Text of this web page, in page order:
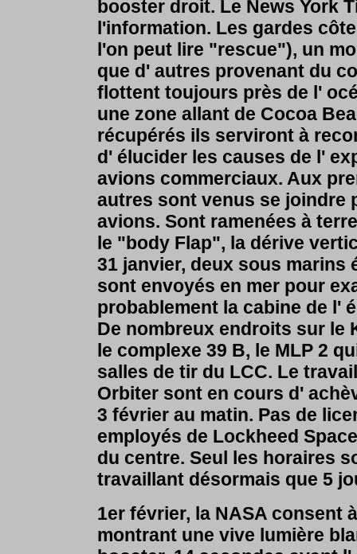
booster droit. Le News York
l'information. Les gardes
l'on peut lire "rescue"), un
que d' autres provenant du
flottent toujours près de l'
une zone allant de Cocoa
récupérés ils serviront à
d' élucider les causes de l'
avions commerciaux. Aux
autres sont venus se joindre
avions. Sont ramenées à
le "body Flap", la dérive
31 janvier, deux sous marins
sont envoyés en mer pour
probablement la cabine de l'
De nombreux endroits sur le
le complexe 39 B, le MLP 2
salles de tir du LCC. Le
Orbiter sont en cours d'
3 février au matin. Pas de
employés de Lockheed
du centre. Seul les horaires
travaillant désormais que 5
1er février, la NASA consent
montrant une vive lumière